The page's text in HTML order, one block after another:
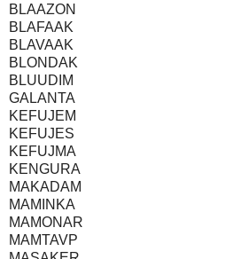
BLAAZON
BLAFAAK
BLAVAAK
BLONDAK
BLUUDIM
GALANTA
KEFUJEM
KEFUJES
KEFUJMA
KENGURA
MAKADAM
MAMINKA
MAMONAR
MAMTAVP